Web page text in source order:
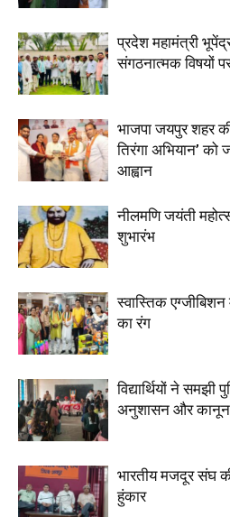
प्रदेश महामंत्री
संगठनात्मक विषयों
भाजपा जयपुर शहर
तिरंगा अभियान’
आह्वान
नीलमणि जयंती
शुभारंभ
स्वास्तिक
का रंग
विद्यार्थियों ने समझी
अनुशासन और कानून
भारतीय मजदूर संघ
हुंकार